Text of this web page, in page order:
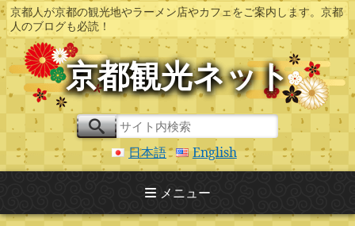
京都人が京都の観光地やラーメン店やカフェをご案内します。京都
人のブログも必読！
京都観光ネット
日本語 English
メニュー